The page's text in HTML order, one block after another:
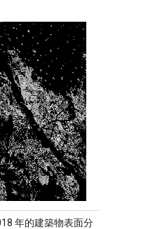
年的建築物表面分